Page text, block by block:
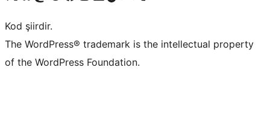
Kod şiirdir.
The WordPress® trademark is the intellectual property
of the WordPress Foundation.